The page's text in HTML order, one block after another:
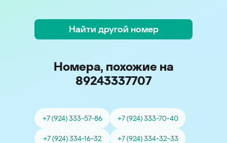
Найти другой номер
Номера, похожие на
89243337707
+7 (924) 333-57-86 +7 (924) 333-70-40
+7 (924) 334-16-32 +7 (924) 334-32-33